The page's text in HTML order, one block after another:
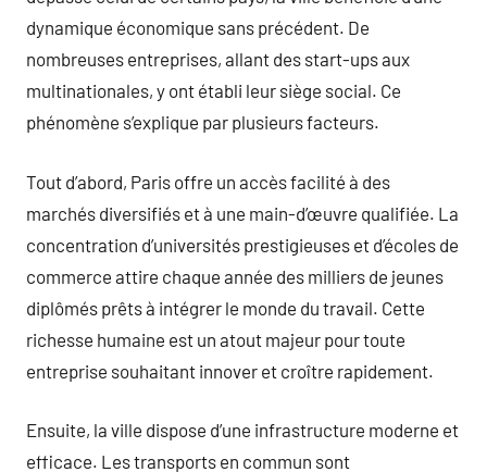
dynamique économique sans précédent. De
nombreuses entreprises, allant des start-ups aux
multinationales, y ont établi leur siège social. Ce
phénomène s’explique par plusieurs facteurs.
Tout d’abord, Paris offre un accès facilité à des
marchés diversifiés et à une main-d’œuvre qualifiée. La
concentration d’universités prestigieuses et d’écoles de
commerce attire chaque année des milliers de jeunes
diplômés prêts à intégrer le monde du travail. Cette
richesse humaine est un atout majeur pour toute
entreprise souhaitant innover et croître rapidement.
Ensuite, la ville dispose d’une infrastructure moderne et
efficace. Les transports en commun sont